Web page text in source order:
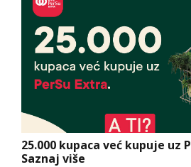
25.000 kupaca već kupuje uz
Saznaj više